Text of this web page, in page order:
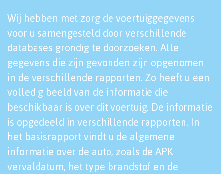
Wij hebben met zorg de voertuiggegevens
voor u samengesteld door verschillende
databases grondig te doorzoeken. Alle
gegevens die zijn gevonden zijn opgenomen
in de verschillende rapporten. Zo heeft u een
volledig beeld van de informatie die
beschikbaar is over dit voertuig. De informatie
is opgedeeld in verschillende rapporten. In
het basisrapport vindt u de algemene
informatie over de auto, zoals de APK
vervaldatum, het type brandstof en de